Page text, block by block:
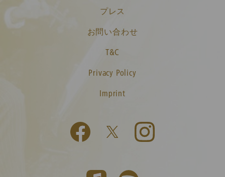
プレス
お問い合わせ
T&C
Privacy Policy
Imprint